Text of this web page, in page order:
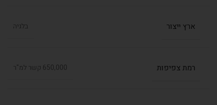
ארץ ייצור בלגיה
רמת צפיפות 650,000 קשר למ"ר